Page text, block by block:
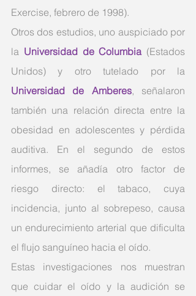
Exercise, febrero de 1998).
Otros dos estudios, uno auspiciado por
la Universidad de Columbia (Estados
Universidad de Amberes, señalaron
también una relación directa entre la
obesidad en adolescentes y pérdida
auditiva. En el segundo de estos
informes, se añadía otro factor de
riesgo directo: el tabaco, cuya
incidencia, junto al sobrepeso, causa
un endurecimiento arterial que dificulta
el flujo sanguíneo hacia el oído.
Estas investigaciones nos muestran
que cuidar el oído y la audición se